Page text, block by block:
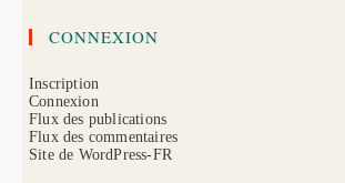
CONNEXION
Inscription
Connexion
Flux des publications
Flux des commentaires
Site de WordPress-FR